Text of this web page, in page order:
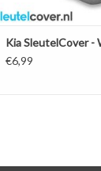
Kia SleutelCover -
€6,99